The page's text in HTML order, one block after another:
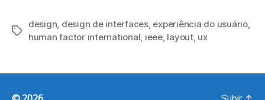
Tags
design, design de interfaces, experiência do usuário,
human factor international, ieee, layout, ux